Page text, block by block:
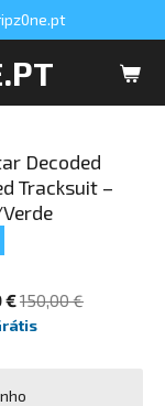
Decoded
Tracksuit –
€150,00 €